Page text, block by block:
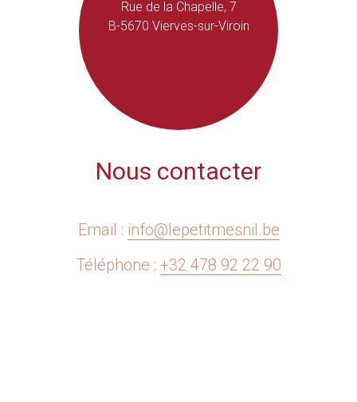
Rue de la Chapelle, 7
B-5670 Vierves-sur-Viroin
Nous contacter
Email : info@lepetitmesnil.be
Téléphone : +32 478 92 22 90